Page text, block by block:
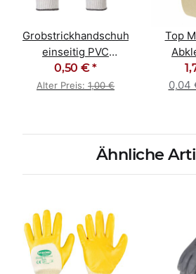
Grobstrickhandschuhe
einseitig PVC
genoppt Größe 9 / L
0,50 €*
Alter Preis: 1,00 €
Top
0,04
Ähnliche